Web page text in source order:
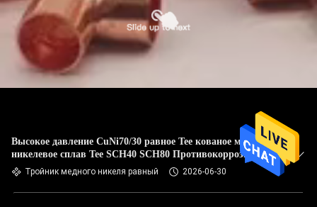
Высокое давление CuNi70/30 равное Tee кованое медно-
никелевое сплав Tee SCH40 SCH80 Противокоррозионная
морская трубопроводная установка
Тройник медного никеля равный 2026-06-30